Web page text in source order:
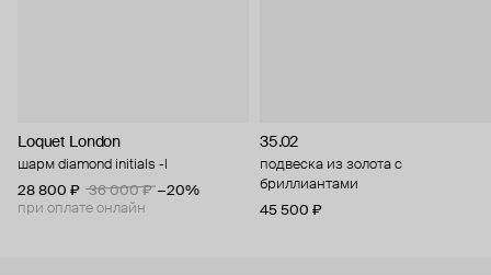
Loquet London
шарм diamond initials -l
28 800 ₽
36 000 ₽ −20%
при оплате онлайн
35.02
подвеска из золота с
бриллиантами
45 500 ₽